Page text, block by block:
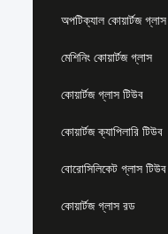
অপটিক্যাল কোয়ার্টজ গ্লাস
মেশিনিং কোয়ার্টজ গ্লাস
কোয়ার্টজ গ্লাস টিউব
কোয়ার্টজ ক্যাপিলারি টিউব
বোরোসিলিকেট গ্লাস টিউব
কোয়ার্টজ গ্লাস রড